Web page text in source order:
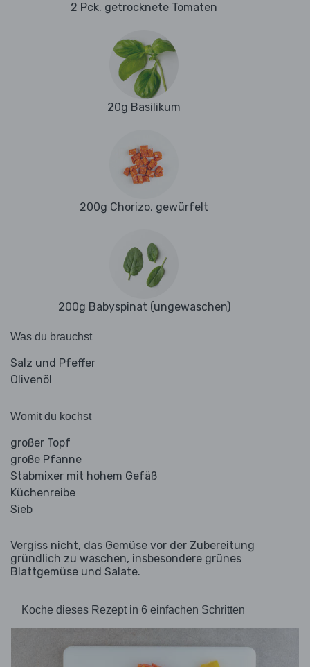
2 Pck. getrocknete Tomaten
20g Basilikum
200g Chorizo, gewürfelt
200g Babyspinat (ungewaschen)
Was du brauchst
Salz und Pfeffer
Olivenöl
Womit du kochst
großer Topf
große Pfanne
Stabmixer mit hohem Gefäß
Küchenreibe
Sieb
Vergiss nicht, das Gemüse vor der Zubereitung
gründlich zu waschen, insbesondere grünes
Blattgemüse und Salate.
Koche dieses Rezept in 6 einfachen Schritten